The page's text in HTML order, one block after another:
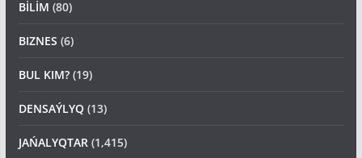
BİLİM (80)
BIZNES (6)
BUL KIM?(19)
DENSAÝLYQ(13)
JAŃALYQTAR(1,415)